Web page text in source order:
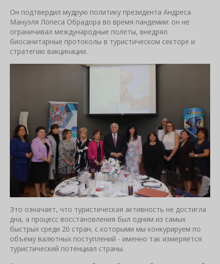
Он подтвердил мудрую политику президента Андреса
Мануэля Лопеса Обрадора во время пандемии: он не
ограничивал международные полеты, внедрял
биосанитарные протоколы в туристическом секторе и
стратегию вакцинации.
Это означает, что туристическая активность не достигла
дна, а процесс восстановления был одним из самых
быстрых среди 20 стран, с которыми мы конкурируем по
объему валютных поступлений - именно так измеряется
туристический потенциал страны.